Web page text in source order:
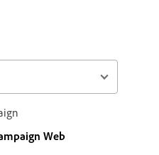
Web